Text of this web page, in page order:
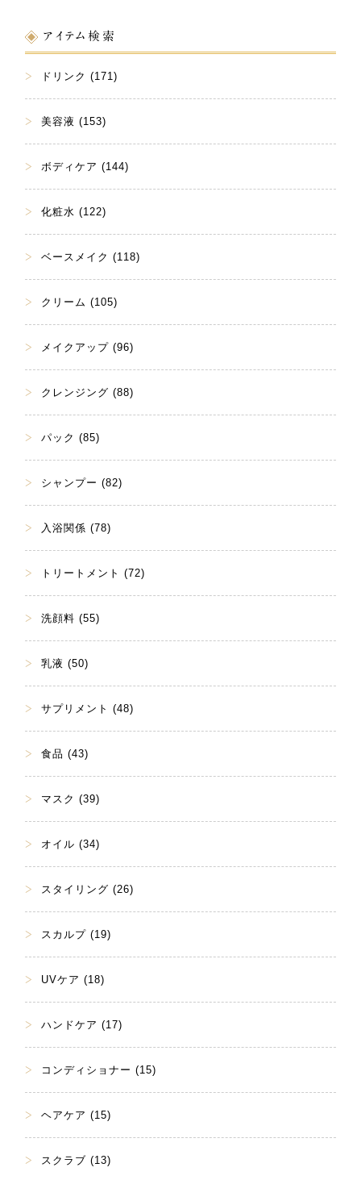
アイテム検索
ドリンク (171)
美容液 (153)
ボディケア (144)
化粧水 (122)
ベースメイク (118)
クリーム (105)
メイクアップ (96)
クレンジング (88)
パック (85)
シャンプー (82)
入浴関係 (78)
トリートメント (72)
洗顔料 (55)
乳液 (50)
サプリメント (48)
食品 (43)
マスク (39)
オイル (34)
スタイリング (26)
スカルプ (19)
UVケア (18)
ハンドケア (17)
コンディショナー (15)
ヘアケア (15)
スクラブ (13)